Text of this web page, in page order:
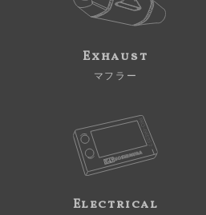
Exhaust
マフラー
Electrical